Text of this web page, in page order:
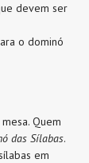
devem ser
o dominó
Quem
das Sílabas.
em